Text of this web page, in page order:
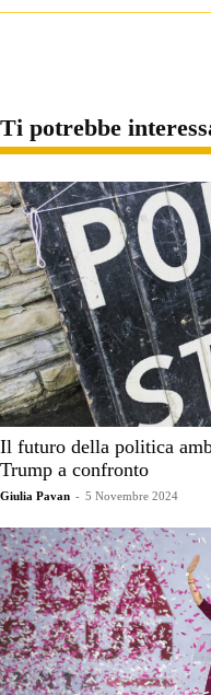
Ti potrebbe
Il futuro della politica
Trump a confronto
Giulia Pavan - 5 Novembre 2024